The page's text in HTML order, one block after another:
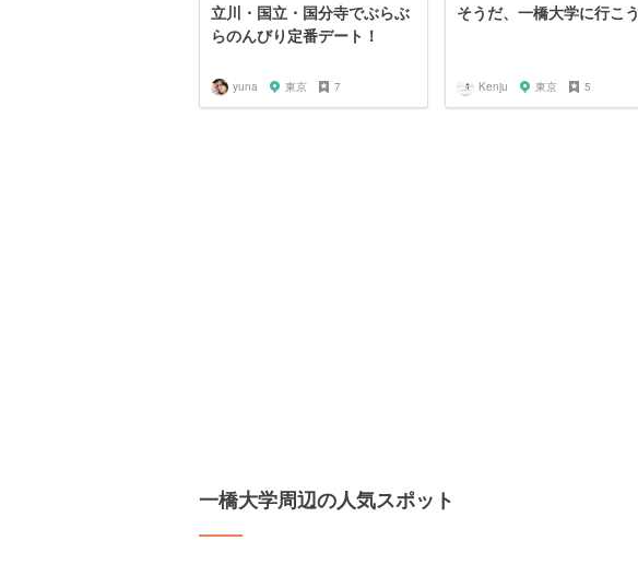
立川・国立・国分寺でぶらぶ
らのんびり定番デート！
yuna 東京 7
そうだ、一橋大学に行こう
Kenju 東京 5
一橋大学周辺の人気スポット